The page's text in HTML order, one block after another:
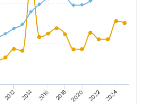
2012 2014 2016 2018 2020 2022 2024